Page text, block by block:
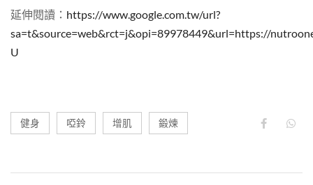
延伸閱讀： https://www.google.com.tw/url?
sa=t&source=web&rct=j&opi=89978449&url=https://
U
健身 啞鈴 增肌 鍛煉